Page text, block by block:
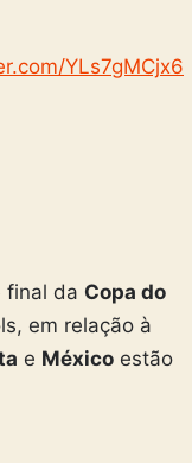
YLs7gMCjx6
final da Copa do
em relação à
e México estão